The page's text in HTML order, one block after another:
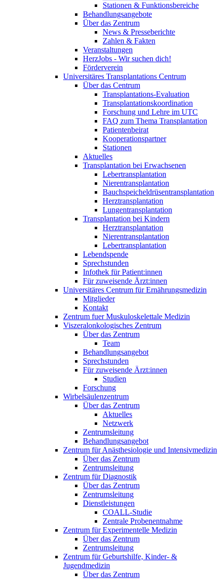
Stationen & Funktionsbereiche
Behandlungsangebote
Über das Zentrum
News & Presseberichte
Zahlen & Fakten
Veranstaltungen
HerzJobs - Wir suchen dich!
Förderverein
Universitäres Transplantations Centrum
Über das Centrum
Transplantations-Evaluation
Transplantationskoordination
Forschung und Lehre im UTC
FAQ zum Thema Transplantation
Patientenbeirat
Kooperationspartner
Stationen
Aktuelles
Transplantation bei Erwachsenen
Lebertransplantation
Nierentransplantation
Bauchspeicheldrüsentransplantation
Herztransplantation
Lungentransplantation
Transplantation bei Kindern
Herztransplantation
Nierentransplantation
Lebertransplantation
Lebendspende
Sprechstunden
Infothek für Patient:innen
Für zuweisende Ärzt:innen
Universitäres Centrum für Ernährungsmedizin
Mitglieder
Kontakt
Zentrum fuer Muskuloskelettale Medizin
Viszeral­onkologisches Zentrum
Über das Zentrum
Team
Behandlungsangebot
Sprechstunden
Für zuweisende Ärzt:innen
Studien
Forschung
Wirbelsäulenzentrum
Über das Zentrum
Aktuelles
Netzwerk
Zentrumsleitung
Behandlungsangebot
Zentrum für Anästhesiologie und Intensivmedizin
Über das Zentrum
Zentrumsleitung
Zentrum für Diagnostik
Über das Zentrum
Zentrumsleitung
Dienstleistungen
COALL-Studie
Zentrale Probenentnahme
Zentrum für Experimentelle Medizin
Über das Zentrum
Zentrumsleitung
Zentrum für Geburtshilfe, Kinder- &
Jugendmedizin
Über das Zentrum